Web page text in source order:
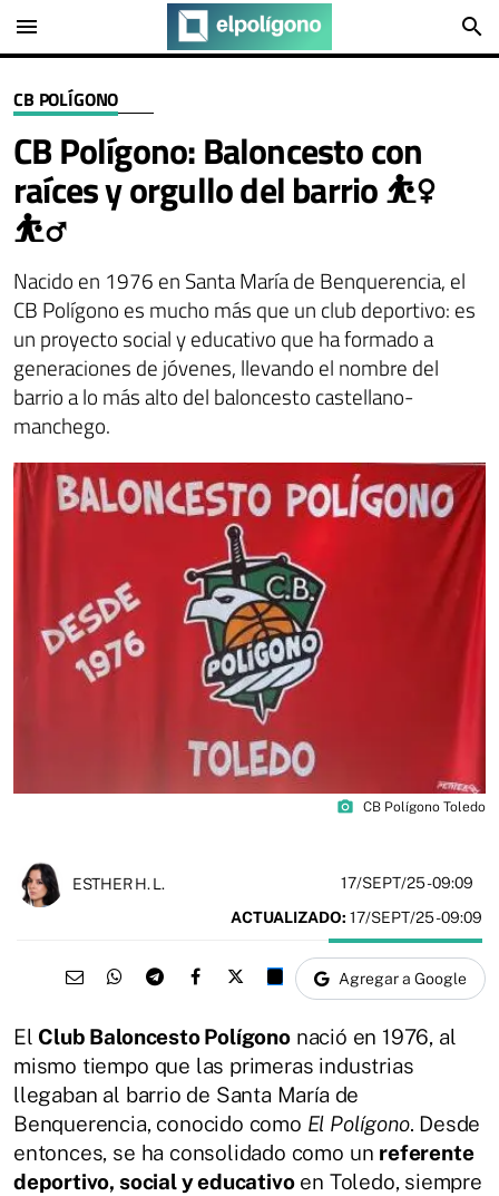
menu search
CB POLÍGONO
CB Polígono: Baloncesto con
raíces y orgullo del barrio ⛹️‍♀️
⛹️‍♂️
Nacido en 1976 en Santa María de Benquerencia, el
CB Polígono es mucho más que un club deportivo: es
un proyecto social y educativo que ha formado a
generaciones de jóvenes, llevando el nombre del
barrio a lo más alto del baloncesto castellano-
manchego.
photo_camera CB Polígono Toledo
ESTHER H. L. 17/SEPT/25- 09:09
ACTUALIZADO: 17/SEPT/25 - 09:09
Agregar a Google
El Club Baloncesto Polígononació en 1976, al
mismo tiempo que las primeras industrias
llegaban al barrio de Santa María de
Benquerencia, conocido como El Polígono. Desde
entonces, se ha consolidado como un referente
deportivo, social y educativoen Toledo, siempre